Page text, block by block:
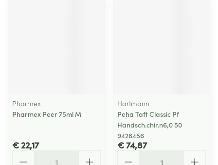
Pharmex
Pharmex Peer 75ml M
€ 22,17
Hartmann
Peha Taft Classic Pf
Handsch.chir.n6,0 50
9426456
€ 74,87